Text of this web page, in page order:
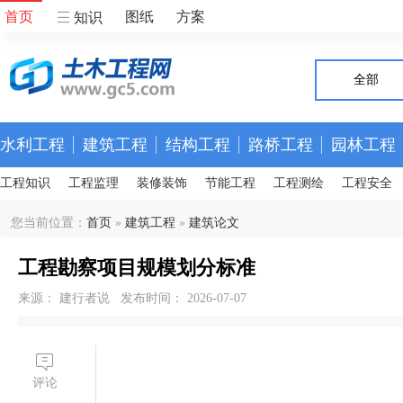
首页 知识 图纸 方案
全部
水利工程 建筑工程 结构工程 路桥工程 园林工程
工程知识 工程监理 装修装饰 节能工程 工程测绘 工程安全
您当前位置： 首页 » 建筑工程 » 建筑论文
工程勘察项目规模划分标准
来源： 建行者说 发布时间： 2026-07-07
评论